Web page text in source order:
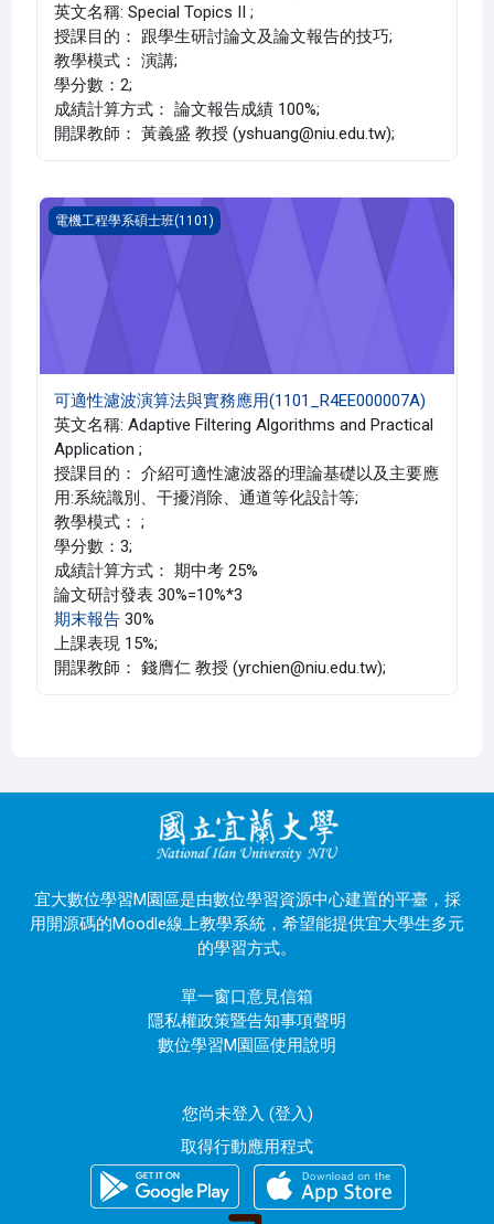
英文名稱: Special Topics II ;
授課目的： 跟學生研討論文及論文報告的技巧;
教學模式： 演講;
學分數：2;
成績計算方式： 論文報告成績 100%;
開課教師： 黃義盛 教授 (yshuang@niu.edu.tw);
可適性濾波演算法與實務應用(1101_R4EE000007A)
電機工程學系碩士班(1101)
可適性濾波演算法與實務應用(1101_R4EE000007A)
英文名稱: Adaptive Filtering Algorithms and Practical
Application ;
授課目的： 介紹可適性濾波器的理論基礎以及主要應
用:系統識別、干擾消除、通道等化設計等;
教學模式： ;
學分數：3;
成績計算方式： 期中考 25%
論文研討發表 30%=10%*3
期末報告 30%
上課表現 15%;
開課教師： 錢膺仁 教授 (yrchien@niu.edu.tw);
宜大數位學習M園區是由數位學習資源中心建置的平臺，採
用開源碼的Moodle線上教學系統，希望能提供宜大學生多元
的學習方式。
單一窗口意見信箱
隱私權政策暨告知事項聲明
數位學習M園區使用說明
您尚未登入 (登入)
取得行動應用程式